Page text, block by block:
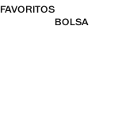
FAVORITOS
BOLSA